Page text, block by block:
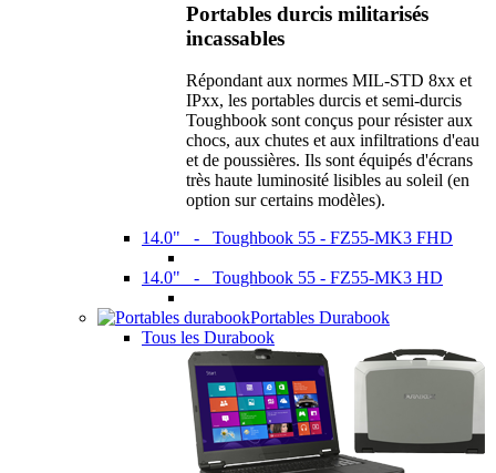
Portables durcis militarisés
incassables
Répondant aux normes MIL-STD 8xx et
IPxx, les portables durcis et semi-durcis
Toughbook sont conçus pour résister aux
chocs, aux chutes et aux infiltrations d'eau
et de poussières. Ils sont équipés d'écrans
très haute luminosité lisibles au soleil (en
option sur certains modèles).
14.0" - Toughbook 55 - FZ55-MK3 FHD
14.0" - Toughbook 55 - FZ55-MK3 HD
Portables Durabook
Tous les Durabook